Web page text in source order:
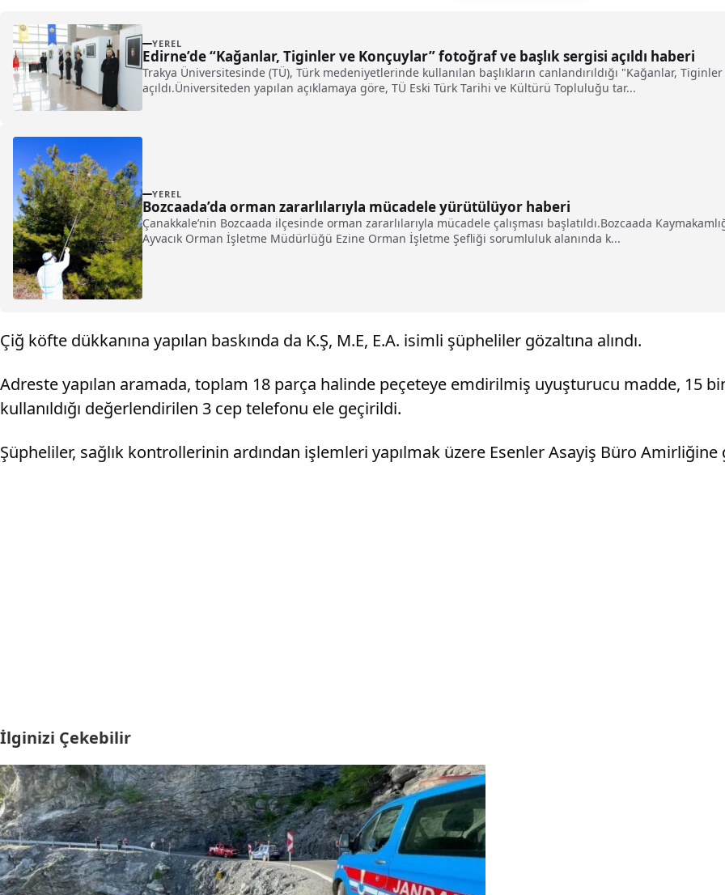
YEREL
Edirne’de “Kağanlar, Tiginler ve Konçuylar” fotoğraf ve başlık sergisi açıldı haberi
Trakya Üniversitesinde (TÜ), Türk medeniyetlerinde kullanılan başlıkların canlandırıldığı "Kağanlar,
açıldı.Üniversiteden yapılan açıklamaya göre, TÜ Eski Türk Tarihi ve Kültürü Topluluğu tar...
YEREL
Bozcaada’da orman zararlılarıyla mücadele yürütülüyor haberi
Çanakkale’nin Bozcaada ilçesinde orman zararlılarıyla mücadele çalışması başlatıldı.Bozcaada
Ayvacık Orman İşletme Müdürlüğü Ezine Orman İşletme Şefliği sorumluluk alanında k...
Çiğ köfte dükkanına yapılan baskında da K.Ş, M.E, E.A. isimli şüpheliler gözaltına alındı.
Adreste yapılan aramada, toplam 18 parça halinde peçeteye emdirilmiş uyuşturucu madde, 15
kullanıldığı değerlendirilen 3 cep telefonu ele geçirildi.
Şüpheliler, sağlık kontrollerinin ardından işlemleri yapılmak üzere Esenler Asayiş Büro
İlginizi Çekebilir